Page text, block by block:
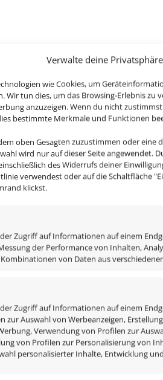
Verwalte deine Privatsphäre
wie Cookies, um
Wir tun dies, um das Browsing-Erlebnis zu
anzuzeigen. Wenn du nicht
bestimmte Merkmale und Funktionen
oben Gesagten zuzustimmen oder eine
wird nur auf dieser Seite angewendet.
des Widerrufs deiner
verwendest oder auf die Schaltfläche
klickst.
Zugriff auf Informationen auf einem
der Performance von Inhalten,
von Daten aus
Zugriff auf Informationen auf einem
zur Auswahl von Werbeanzeigen,
Verwendung von Profilen zur
von Profilen zur Personalisierung von
personalisierter Inhalte, Entwicklung
und einzigartigen Single- &
meisten, handelsüblichen,
da alle benötigten